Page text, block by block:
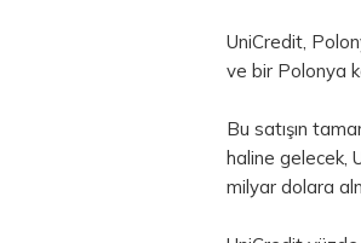
UniCredit,
ve bir Polonya
Bu satışın
haline gelecek,
milyar dolara